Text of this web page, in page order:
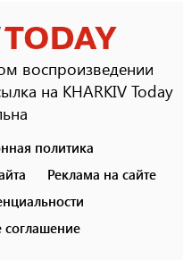
воспроизведении
на KHARKIV Today
политика
Реклама на сайте
соглашение